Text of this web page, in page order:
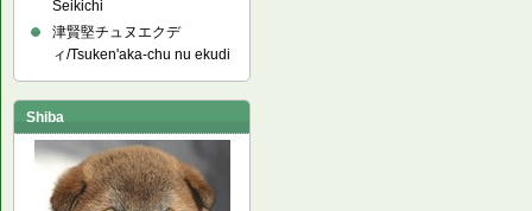
Seikichi
津賢堅チュヌエクデ
ィ/Tsuken'aka-chu nu ekudi
Shiba